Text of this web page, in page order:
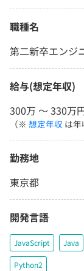
職種名
第二新卒エンジ
給与(想定年収)
300万 〜 330万
（※ 想定年収 は年
勤務地
東京都
開発言語
JavaScript Java
Python2